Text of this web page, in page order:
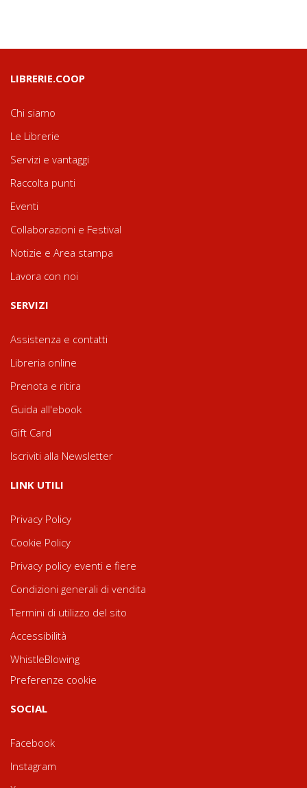
LIBRERIE.COOP
Chi siamo
Le Librerie
Servizi e vantaggi
Raccolta punti
Eventi
Collaborazioni e Festival
Notizie e Area stampa
Lavora con noi
SERVIZI
Assistenza e contatti
Libreria online
Prenota e ritira
Guida all'ebook
Gift Card
Iscriviti alla Newsletter
LINK UTILI
Privacy Policy
Cookie Policy
Privacy policy eventi e fiere
Condizioni generali di vendita
Termini di utilizzo del sito
Accessibilità
WhistleBlowing
Preferenze cookie
SOCIAL
Facebook
Instagram